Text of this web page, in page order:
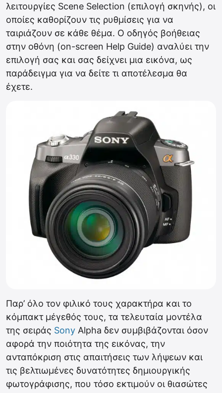
λειτουργίες Scene Selection (επιλογή σκηνής), οι
οποίες καθορίζουν τις ρυθμίσεις για να
ταιριάζουν σε κάθε θέμα. Ο οδηγός βοήθειας
στην οθόνη (on-screen Help Guide) αναλύει την
επιλογή σας και σας δείχνει μια εικόνα, ως
παράδειγμα για να δείτε τι αποτέλεσμα θα
έχετε.
Παρ’ όλο τον φιλικό τους χαρακτήρα και το
κόμπακτ μέγεθός τους, τα τελευταία μοντέλα
της σειράς Sony Alpha δεν συμβιβάζονται όσον
αφορά την ποιότητα της εικόνας, την
ανταπόκριση στις απαιτήσεις των λήψεων και
τις βελτιωμένες δυνατότητες δημιουργικής
φωτογράφισης, που τόσο εκτιμούν οι θιασώτες